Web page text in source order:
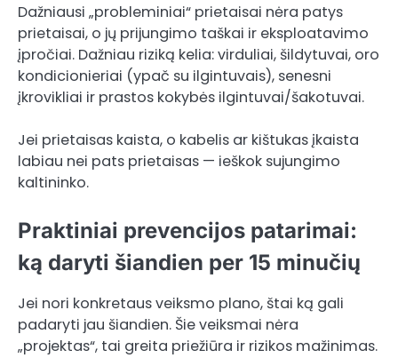
Dažniausi „probleminiai“ prietaisai nėra patys
prietaisai, o jų prijungimo taškai ir eksploatavimo
įpročiai. Dažniau riziką kelia: virduliai, šildytuvai, oro
kondicionieriai (ypač su ilgintuvais), senesni
įkrovikliai ir prastos kokybės ilgintuvai/šakotuvai.
Jei prietaisas kaista, o kabelis ar kištukas įkaista
labiau nei pats prietaisas — ieškok sujungimo
kaltininko.
Praktiniai prevencijos patarimai:
ką daryti šiandien per 15 minučių
Jei nori konkretaus veiksmo plano, štai ką gali
padaryti jau šiandien. Šie veiksmai nėra
„projektas“, tai greita priežiūra ir rizikos mažinimas.